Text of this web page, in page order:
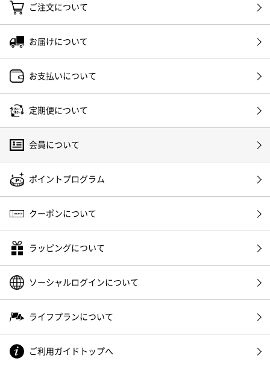
ご注文について
お届けについて
お支払いについて
定期便について
会員について
ポイントプログラム
クーポンについて
ラッピングについて
ソーシャルログインについて
ライフプランについて
ご利用ガイドトップへ